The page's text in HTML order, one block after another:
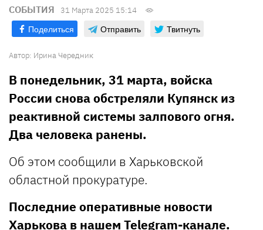
СОБЫТИЯ 31 Марта 2025 15:14
Поделиться Отправить Твитнуть
Автор: Ирина Чередник
В понедельник, 31 марта, войска
России снова обстреляли Купянск из
реактивной системы залпового огня.
Два человека ранены.
Об этом сообщили в Харьковской
областной прокуратуре.
Последние оперативные новости
Харькова в нашем Telegram-канале.